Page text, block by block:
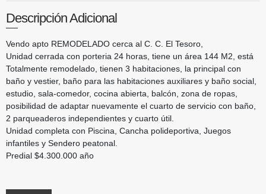
Descripción Adicional
Vendo apto REMODELADO cerca al C. C. El Tesoro,
Unidad cerrada con porteria 24 horas, tiene un área 144 M2, está
Totalmente remodelado, tienen 3 habitaciones, la principal con
baño y vestier, baño para las habitaciones auxiliares y baño social,
estudio, sala-comedor, cocina abierta, balcón, zona de ropas,
posibilidad de adaptar nuevamente el cuarto de servicio con baño,
2 parqueaderos independientes y cuarto útil.
Unidad completa con Piscina, Cancha polideportiva, Juegos
infantiles y Sendero peatonal.
Predial $4.300.000 año